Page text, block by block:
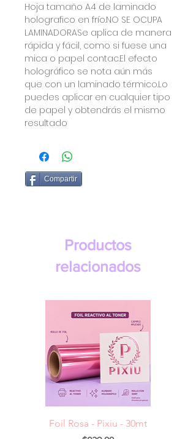
Hoja tamaño A4 de laminado
holografico en frío.NO SE OCUPA
LAMINADORASe aplica de manera
rápida y fácil, como si fuese una
mica o papel contac.El efecto
holográfico se nota aún más
que con un laminado térmico.Lo
puedes aplicar en cualquier tipo
de papel y obtendrás el mismo
resultado
Compartir
Productos
relacionados
Foil Rosa - Pixiu - 30mt